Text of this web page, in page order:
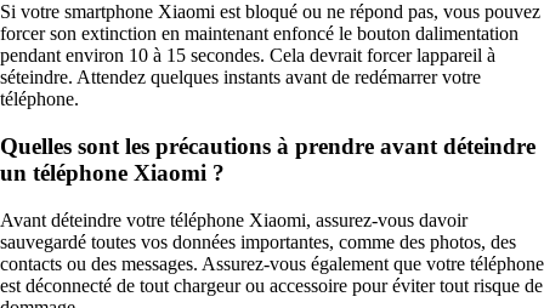
Si votre smartphone Xiaomi est bloqué ou ne répond pas, vous pouvez
forcer son extinction en maintenant enfoncé le bouton dalimentation
pendant environ 10 à 15 secondes. Cela devrait forcer lappareil à
séteindre. Attendez quelques instants avant de redémarrer votre
téléphone.
Quelles sont les précautions à prendre avant déteindre
un téléphone Xiaomi ?
Avant déteindre votre téléphone Xiaomi, assurez-vous davoir
sauvegardé toutes vos données importantes, comme des photos, des
contacts ou des messages. Assurez-vous également que votre téléphone
est déconnecté de tout chargeur ou accessoire pour éviter tout risque de